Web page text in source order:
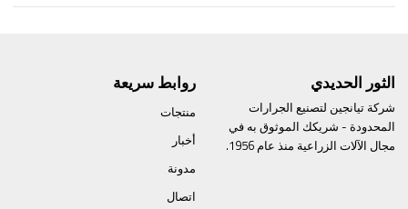
الثور الحديدي
شركة تيانجين لتصنيع الجرارات
المحدودة - شريكك الموثوق به في
مجال الآلات الزراعية منذ عام 1956.
روابط سريعة
منتجات
أخبار
مدونة
اتصال